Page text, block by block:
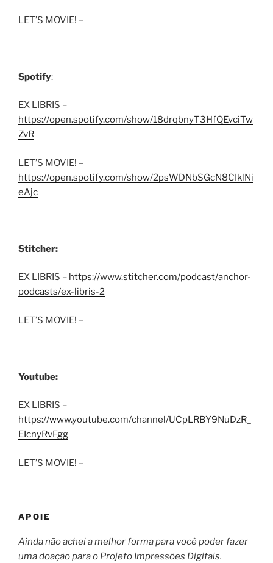
LET’S MOVIE! –
Spotify:
EX LIBRIS –
https://open.spotify.com/show/18drqbnyT3HfQEvciTw
ZvR
LET’S MOVIE! –
https://open.spotify.com/show/2psWDNbSGcN8CIklNi
eAjc
Stitcher:
EX LIBRIS – https://www.stitcher.com/podcast/anchor-
podcasts/ex-libris-2
LET’S MOVIE! –
Youtube:
EX LIBRIS –
https://www.youtube.com/channel/UCpLRBY9NuDzR_
EIcnyRvFgg
LET’S MOVIE! –
APOIE
Ainda não achei a melhor forma para você poder fazer
uma doação para o Projeto Impressões Digitais.